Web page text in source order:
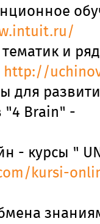
и
http://
для
"4 Brain" -
- курсы "
kursi-